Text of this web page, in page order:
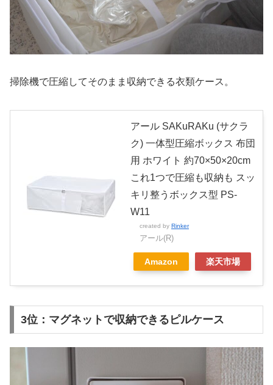
掃除機で圧縮してそのまま収納できる衣類ケース。
アール SAKuRAKu (サクラ
ク) 一体型圧縮ボックス 布団
用 ホワイト 約70×50×20cm
これ1つで圧縮も収納も スッ
キリ整うボックス型 PS-
W11
created by Rinker
アール(R)
Amazon 楽天市場
3位：マグネットで収納できるピルケース